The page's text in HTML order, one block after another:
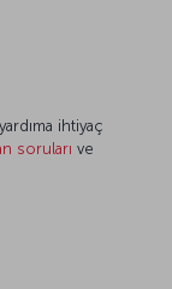
ihtiyaç
soruları ve